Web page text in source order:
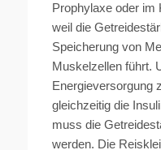
Prophylaxe oder im
weil die
Speicherung von
Muskelzellen führt.
Energieversorgung
gleichzeitig die
muss die
werden. Die